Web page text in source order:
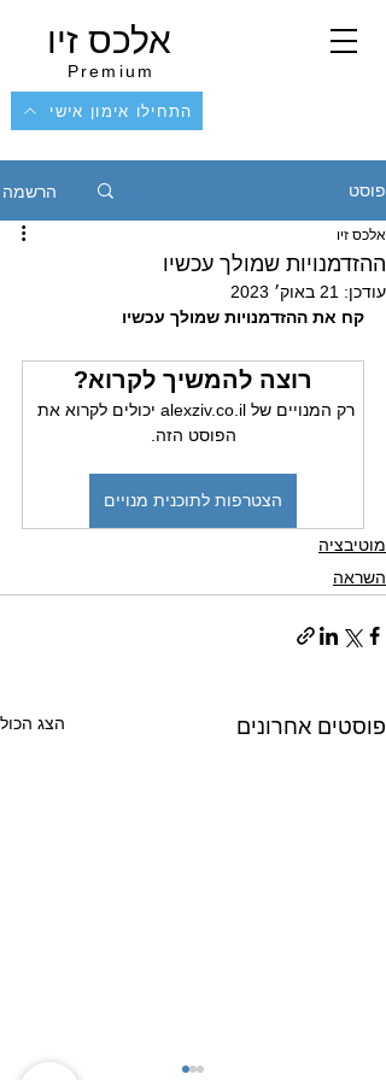
אלכס זיו
Premium
התחילו אימון אישי
פוסט הרשמה
ההזדמנויות שמולך עכשיו
אלכס זיו
עודכן: 21 באוק׳ 2023
קח את ההזדמנויות שמולך עכשיו
רוצה להמשיך לקרוא?
רק המנויים של alexziv.co.il יכולים לקרוא את
הפוסט הזה.
הצטרפות לתוכנית מנויים
מוטיבציה
השראה
פוסטים אחרונים הצג הכול